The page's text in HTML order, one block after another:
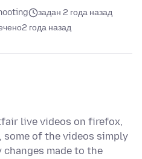
задан 2 года назад
2 года назад
live videos on firefox,
of the videos simply
changes made to the